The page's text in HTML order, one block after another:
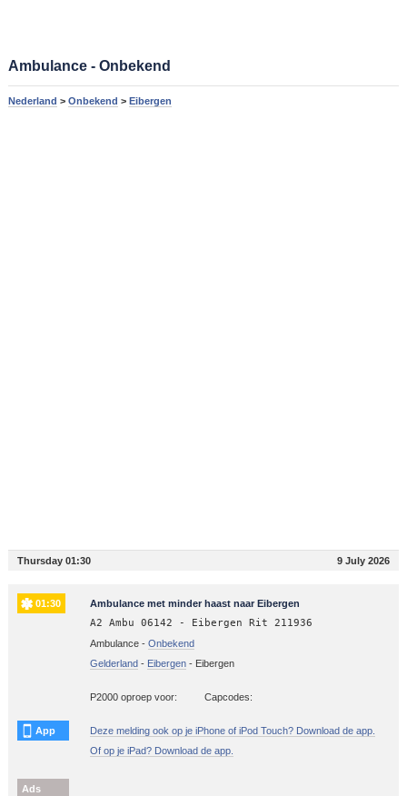
Ambulance - Onbekend
Nederland > Onbekend > Eibergen
Thursday 01:30 9 July 2026
01:30 Ambulance met minder haast naar Eibergen
A2 Ambu 06142 - Eibergen Rit 211936
Ambulance - Onbekend
Gelderland - Eibergen- Eibergen
P2000 oproep voor: Capcodes:
App
Deze melding ook op je iPhone of iPod Touch? Download de app.
Of op je iPad? Download de app.
Ads